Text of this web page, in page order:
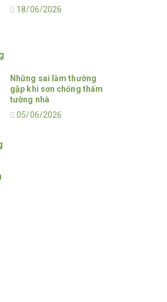
18/06/2026
Những sai lầm thường
gặp khi sơn chống thấm
tường nhà
05/06/2026